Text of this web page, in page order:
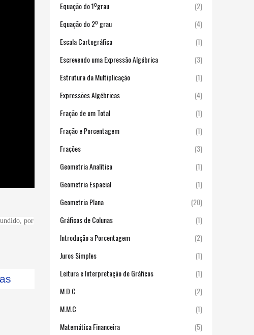
por
Equação do 1ºgrau
(2)
Equação do 2º grau
(4)
Escala Cartográfica
(1)
Escrevendo uma Expressão Algébrica
(3)
Estrutura da Multiplicação
(1)
Expressões Algébricas
(4)
Fração de um Total
(1)
Fração e Porcentagem
(1)
Frações
(3)
Geometria Analítica
(1)
Geometria Espacial
(1)
Geometria Plana
(20)
Gráficos de Colunas
(1)
Introdução a Porcentagem
(2)
Juros Simples
(1)
Leitura e Interpretação de Gráficos
(1)
M.D.C
(2)
M.M.C
(1)
Matemática Financeira
(5)